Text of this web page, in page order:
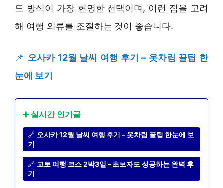
드 방식이 가장 현명한 선택이며, 이런 점을 고려
해 여행 의류를 조절하는 것이 좋습니다.
📌 오사카 12월 날씨 여행 후기 – 옷차림 꿀팁 한
눈에 보기
➕ 실시간 인기글
🔗 오사카 12월 날씨 여행 후기 – 옷차림 꿀팁 한눈에 보
기
🔗 교토 여행 코스 2박3일 – 초보자도 성공하는 완벽 후
기